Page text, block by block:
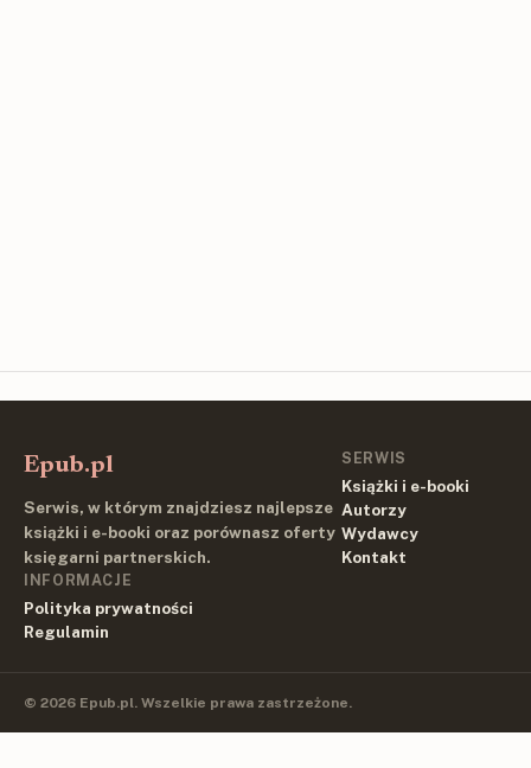
Epub.pl
Serwis, w którym znajdziesz najlepsze
książki i e-booki oraz porównasz oferty
księgarni partnerskich.
SERWIS
Książki i e-booki
Autorzy
Wydawcy
Kontakt
INFORMACJE
Polityka prywatności
Regulamin
© 2026 Epub.pl. Wszelkie prawa zastrzeżone.